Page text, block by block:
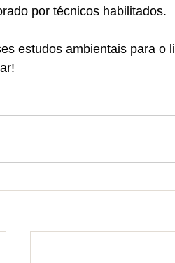
por técnicos habilitados.
estudos ambientais para o